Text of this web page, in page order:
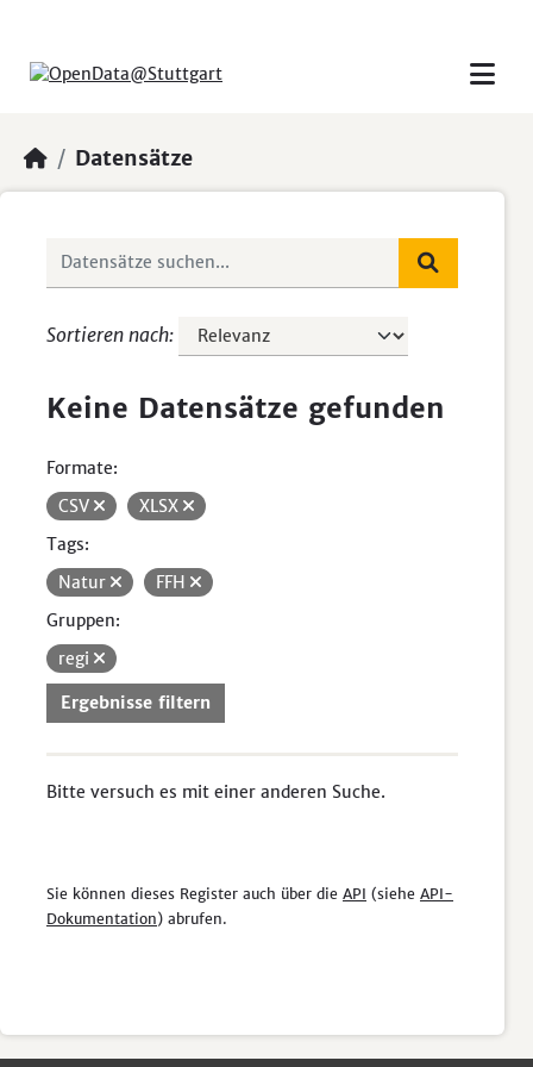
Datensätze
Sortieren nach
Keine Datensätze gefunden
Formate:
CSV
XLSX
Tags:
Natur
FFH
Gruppen:
regi
Ergebnisse filtern
Bitte versuch es mit einer anderen Suche.
Sie können dieses Register auch über die API (siehe API-
Dokumentation) abrufen.